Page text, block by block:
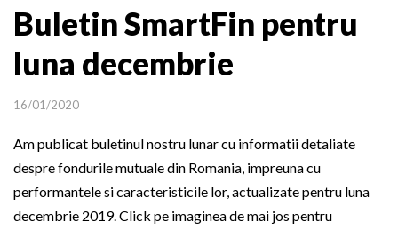
Buletin SmartFin pentru
luna decembrie
16/01/2020
Am publicat buletinul nostru lunar cu informatii detaliate
despre fondurile mutuale din Romania, impreuna cu
performantele si caracteristicile lor, actualizate pentru luna
decembrie 2019. Click pe imaginea de mai jos pentru